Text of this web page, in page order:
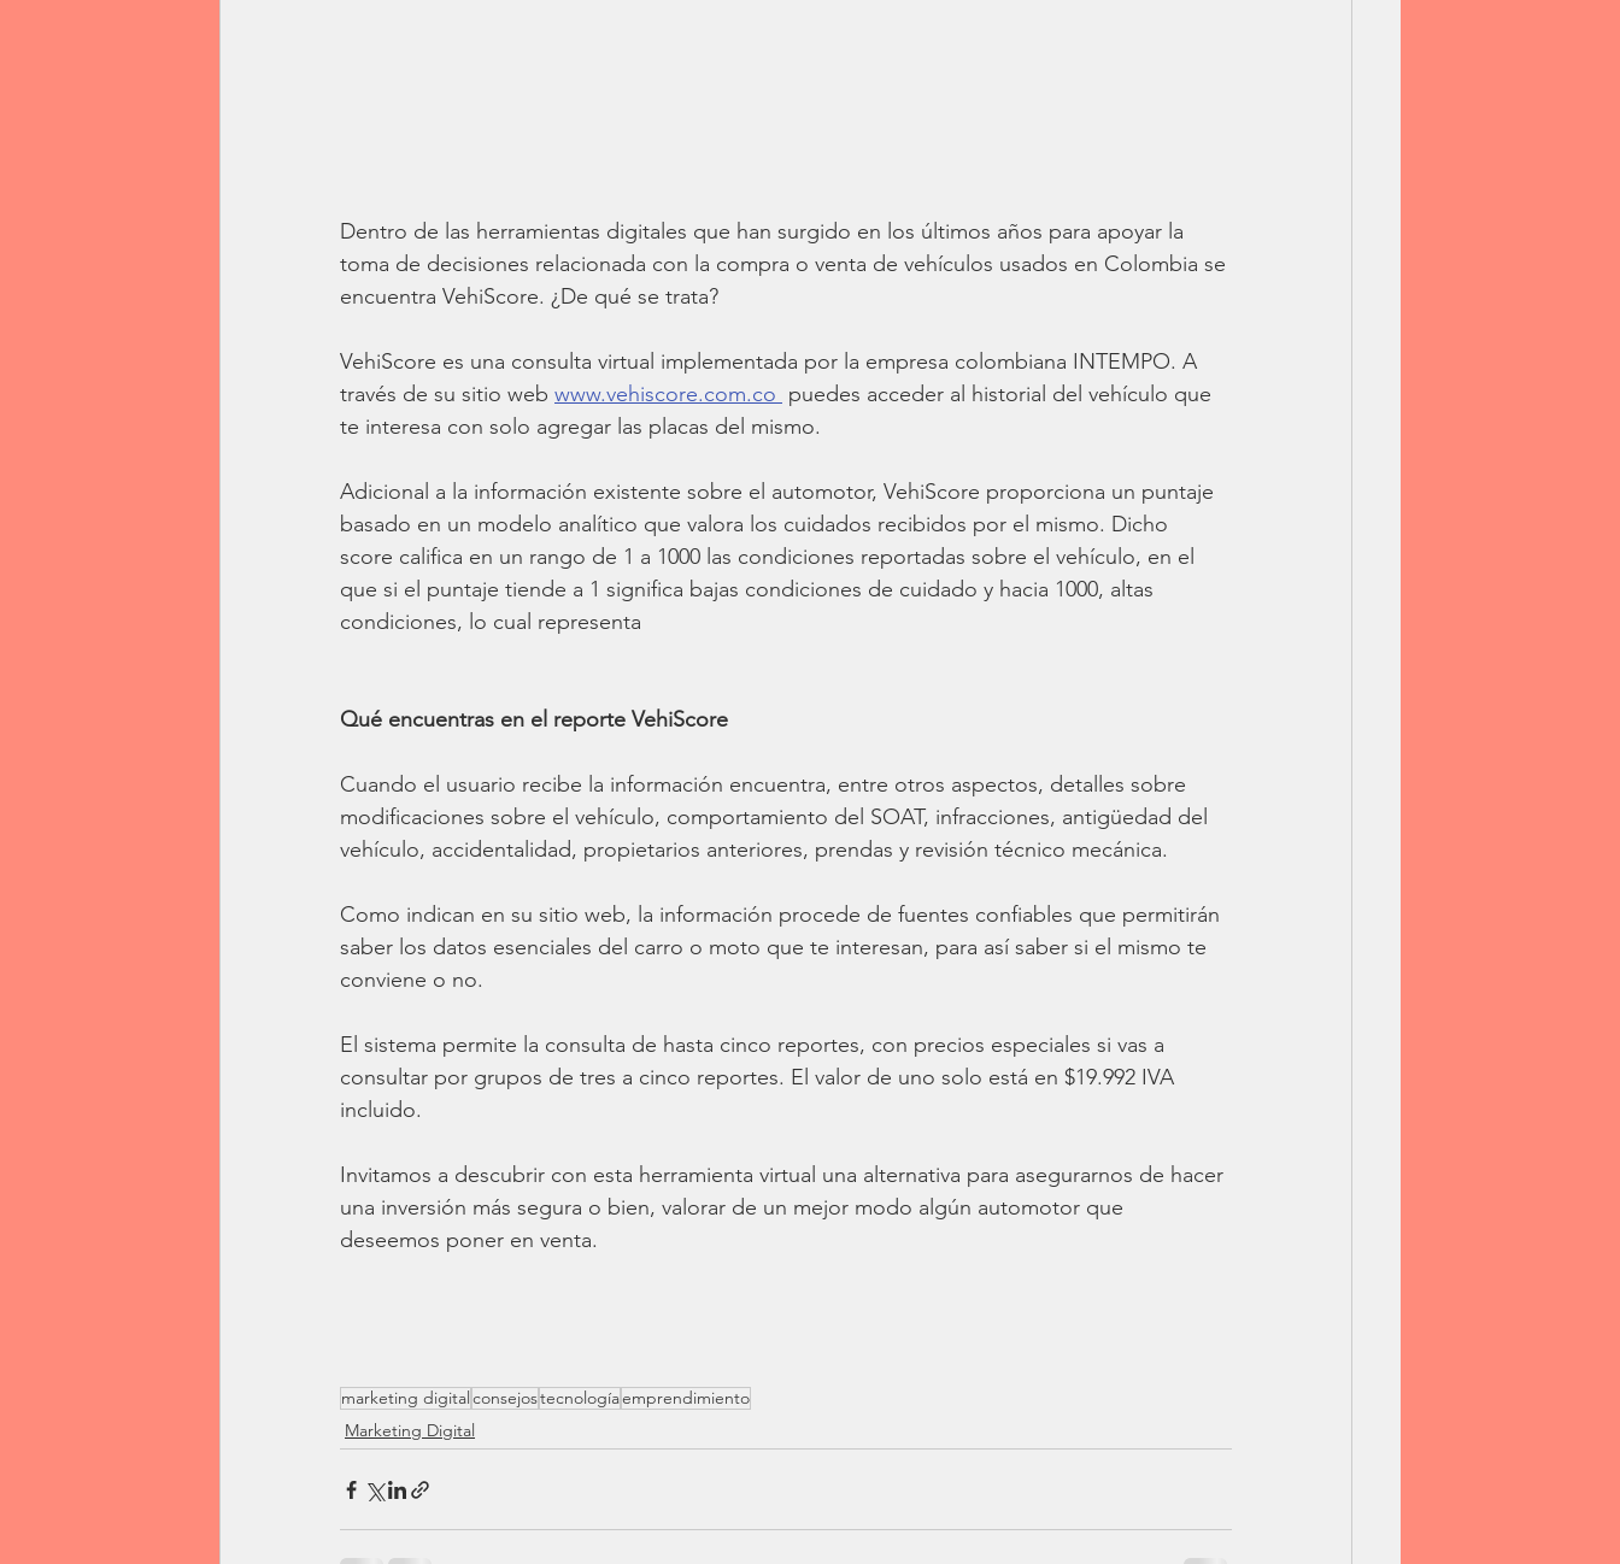
Dentro de las herramientas digitales que han surgido en los últimos años para apoyar la
toma de decisiones relacionada con la compra o venta de vehículos usados en Colombia se
encuentra VehiScore. ¿De qué se trata?
VehiScore es una consulta virtual implementada por la empresa colombiana INTEMPO. A
través de su sitio web www.vehiscore.com.co puedes acceder al historial del vehículo que
te interesa con solo agregar las placas del mismo.
Adicional a la información existente sobre el automotor, VehiScore proporciona un puntaje
basado en un modelo analítico que valora los cuidados recibidos por el mismo. Dicho
score califica en un rango de 1 a 1000 las condiciones reportadas sobre el vehículo, en el
que si el puntaje tiende a 1 significa bajas condiciones de cuidado y hacia 1000, altas
condiciones, lo cual representa
Qué encuentras en el reporte VehiScore
Cuando el usuario recibe la información encuentra, entre otros aspectos, detalles sobre
modificaciones sobre el vehículo, comportamiento del SOAT, infracciones, antigüedad del
vehículo, accidentalidad, propietarios anteriores, prendas y revisión técnico mecánica.
Como indican en su sitio web, la información procede de fuentes confiables que permitirán
saber los datos esenciales del carro o moto que te interesan, para así saber si el mismo te
conviene o no.
El sistema permite la consulta de hasta cinco reportes, con precios especiales si vas a
consultar por grupos de tres a cinco reportes. El valor de uno solo está en $19.992 IVA
incluido.
Invitamos a descubrir con esta herramienta virtual una alternativa para asegurarnos de hacer
una inversión más segura o bien, valorar de un mejor modo algún automotor que
deseemos poner en venta.
marketing digitalconsejostecnologíaemprendimiento
Marketing Digital